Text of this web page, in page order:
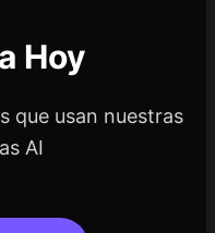
Hoy
que usan nuestras
AI